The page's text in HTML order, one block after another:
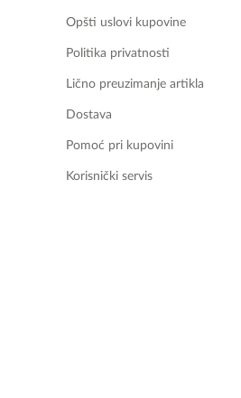
Opšti uslovi kupovine
Politika privatnosti
Lično preuzimanje artikla
Dostava
Pomoć pri kupovini
Korisnički servis